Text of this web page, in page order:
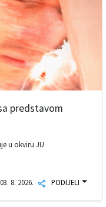
predstavom
u okviru JU
03. 8. 2026. PODIJELI